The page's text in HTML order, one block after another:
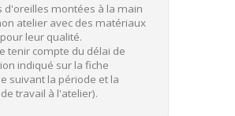
d'oreilles montées à la main
atelier avec des matériaux
leur qualité.
tenir compte du délai de
indiqué sur la fiche
suivant la période et la
travail à l'atelier).